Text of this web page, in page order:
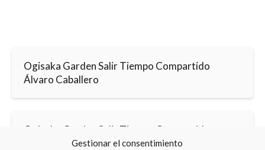
Gestionar el consentimiento
Ogisaka Garden Salir Tiempo Compartido
Álvaro Caballero
Ogisaka Garden Salir Tiempo Compartido
Bufete Experto